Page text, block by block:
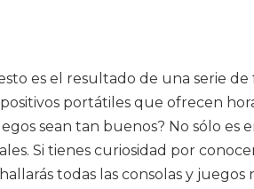
es el resultado de una serie
portátiles que ofrecen
sean tan buenos? No sólo
Si tienes curiosidad por
todas las consolas y